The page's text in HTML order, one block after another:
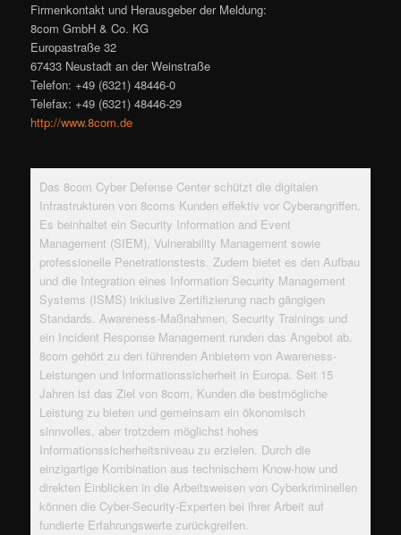
Firmenkontakt und Herausgeber der Meldung:
8com GmbH & Co. KG
Europastraße 32
67433 Neustadt an der Weinstraße
Telefon: +49 (6321) 48446-0
Telefax: +49 (6321) 48446-29
http://www.8com.de
Das 8com Cyber Defense Center schützt die digitalen
Infrastrukturen von 8coms Kunden effektiv vor Cyberangriffen.
Es beinhaltet ein Security Information and Event
Management (SIEM), Vulnerability Management sowie
professionelle Penetrationstests. Zudem bietet es den Aufbau
und die Integration eines Information Security Management
Systems (ISMS) inklusive Zertifizierung nach gängigen
Standards. Awareness-Maßnahmen, Security Trainings und
ein Incident Response Management runden das Angebot ab.
8com gehört zu den führenden Anbietern von Awareness-
Leistungen und Informationssicherheit in Europa. Seit 15
Jahren ist das Ziel von 8com, Kunden die bestmögliche
Leistung zu bieten und gemeinsam ein ökonomisch
sinnvolles, aber trotzdem möglichst hohes
Informationssicherheitsniveau zu erzielen. Durch die
einzigartige Kombination aus technischem Know-how und
direkten Einblicken in die Arbeitsweisen von Cyberkriminellen
können die Cyber-Security-Experten bei ihrer Arbeit auf
fundierte Erfahrungswerte zurückgreifen.